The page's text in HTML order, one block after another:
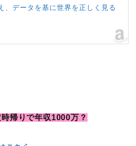
、データを基に世界を正しく見る
帰りで年収1000万？